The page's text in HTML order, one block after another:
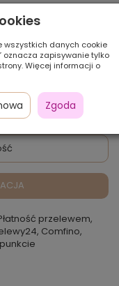
szt.:
2 350,00 zł
przelewem,
Comfino,
wszystkich danych cookie
oznacza zapisywanie tylko
Więcej informacji o
Zgoda